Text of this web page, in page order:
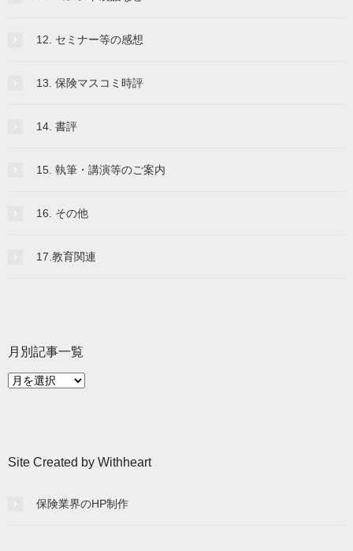
12. セミナー等の感想
13. 保険マスコミ時評
14. 書評
15. 執筆・講演等のご案内
16. その他
17.教育関連
月別記事一覧
月
覧
Site Created by Withheart
保険業界のHP制作